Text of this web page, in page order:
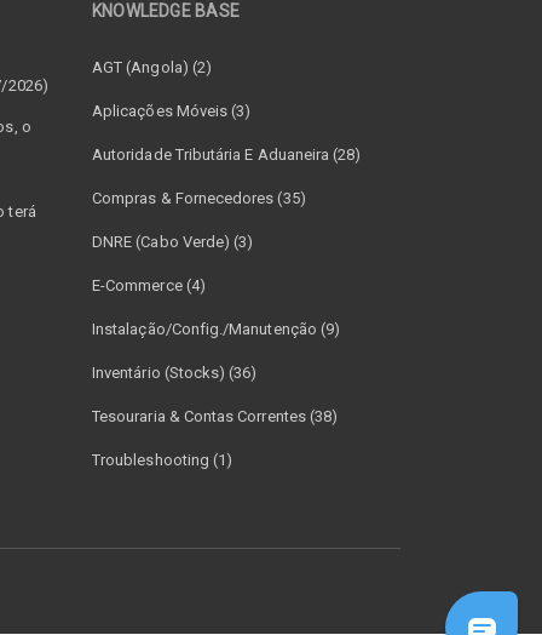
2026)
o
terá
KNOWLEDGE BASE
AGT (Angola) (2)
Aplicações Móveis (3)
Autoridade Tributária E Aduaneira (28)
Compras & Fornecedores (35)
DNRE (Cabo Verde) (3)
E-Commerce (4)
Instalação/Config./Manutenção (9)
Inventário (Stocks) (36)
Tesouraria & Contas Correntes (38)
Troubleshooting (1)